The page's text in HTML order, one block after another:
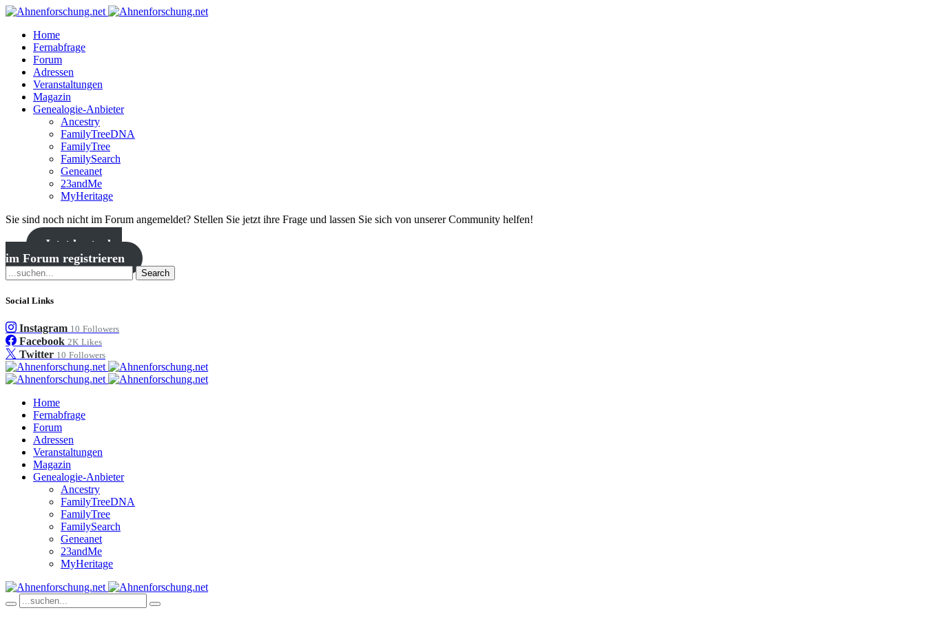
Home
Fernabfrage
Forum
Adressen
Veranstaltungen
Magazin
Genealogie-Anbieter
Ancestry
FamilyTreeDNA
FamilyTree
FamilySearch
Geneanet
23andMe
MyHeritage
Sie sind noch nicht im Forum angemeldet? Stellen Sie jetzt ihre Frage und lassen Sie sich von unserer Community helfen!
Jetzt kostenlos
im Forum registrieren
Search
Social Links
Instagram 10 Followers
Facebook 2K Likes
Twitter 10 Followers
Home
Fernabfrage
Forum
Adressen
Veranstaltungen
Magazin
Genealogie-Anbieter
Ancestry
FamilyTreeDNA
FamilyTree
FamilySearch
Geneanet
23andMe
MyHeritage